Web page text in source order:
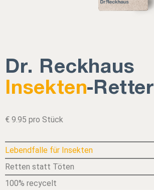
Dr. Reckhaus
Insekten-Retter
€ 9.95 pro Stück
Lebendfalle für Insekten
Retten statt Töten
100% recycelt